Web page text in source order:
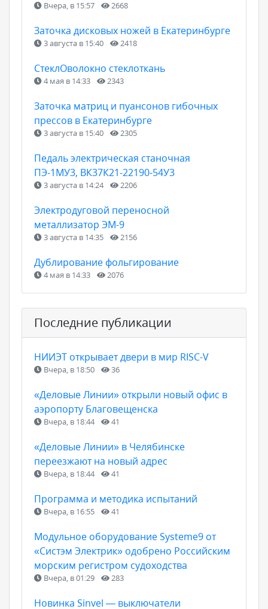
Вчера, в 15:57 2668
Заточка дисковых ножей в Екатеринбурге
3 августа в 15:40 2418
СтеклОволокно стеклоткань
4 мая в 14:33 2343
Заточка матриц и пуансонов гибочных
прессов в Екатеринбурге
3 августа в 15:40 2305
Педаль электрическая станочная
ПЭ-1МУ3, ВК37К21-22190-54У3
3 августа в 14:24 2206
Электродуговой переносной
металлизатор ЭМ-9
3 августа в 14:35 2156
Дублирование фольгирование
4 мая в 14:33 2076
Последние публикации
НИИЭТ открывает двери в мир RISC-V
Вчера, в 18:50 36
«Деловые Линии» открыли новый офис в
аэропорту Благовещенска
Вчера, в 18:44 41
«Деловые Линии» в Челябинске
переезжают на новый адрес
Вчера, в 18:44 41
Программа и методика испытаний
Вчера, в 16:55 41
Модульное оборудование Systeme9 от
«Систэм Электрик» одобрено Российским
морским регистром судоходства
Вчера, в 01:29 283
Новинка Sinvel — выключатели